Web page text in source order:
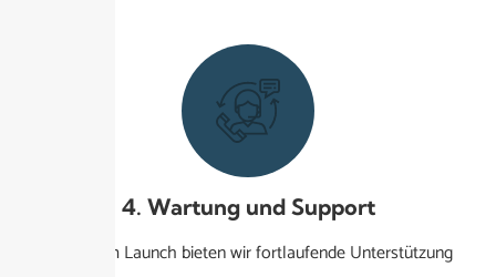
4. Wartung und Support
Nach dem Launch bieten wir fortlaufende Unterstützung